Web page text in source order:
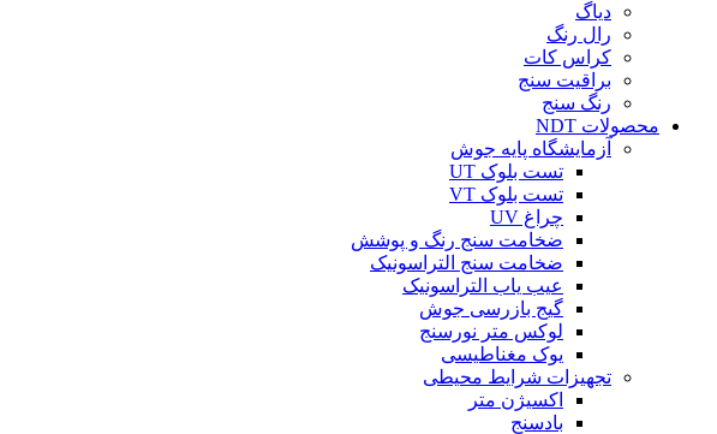
دیاگ
رال رنگ
کراس کات
براقیت سنج
رنگ سنج
محصولات NDT
آزمایشگاه پایه جوش
تست بلوک UT
تست بلوک VT
چراغ UV
ضخامت سنج رنگ و پوشش
ضخامت سنج التراسونیک
عیب یاب التراسونیک
گیج بازرسی جوش
لوکس متر نورسنج
یوک مغناطیسی
تجهیزات شرایط محیطی
اکسیژن متر
بادسنج